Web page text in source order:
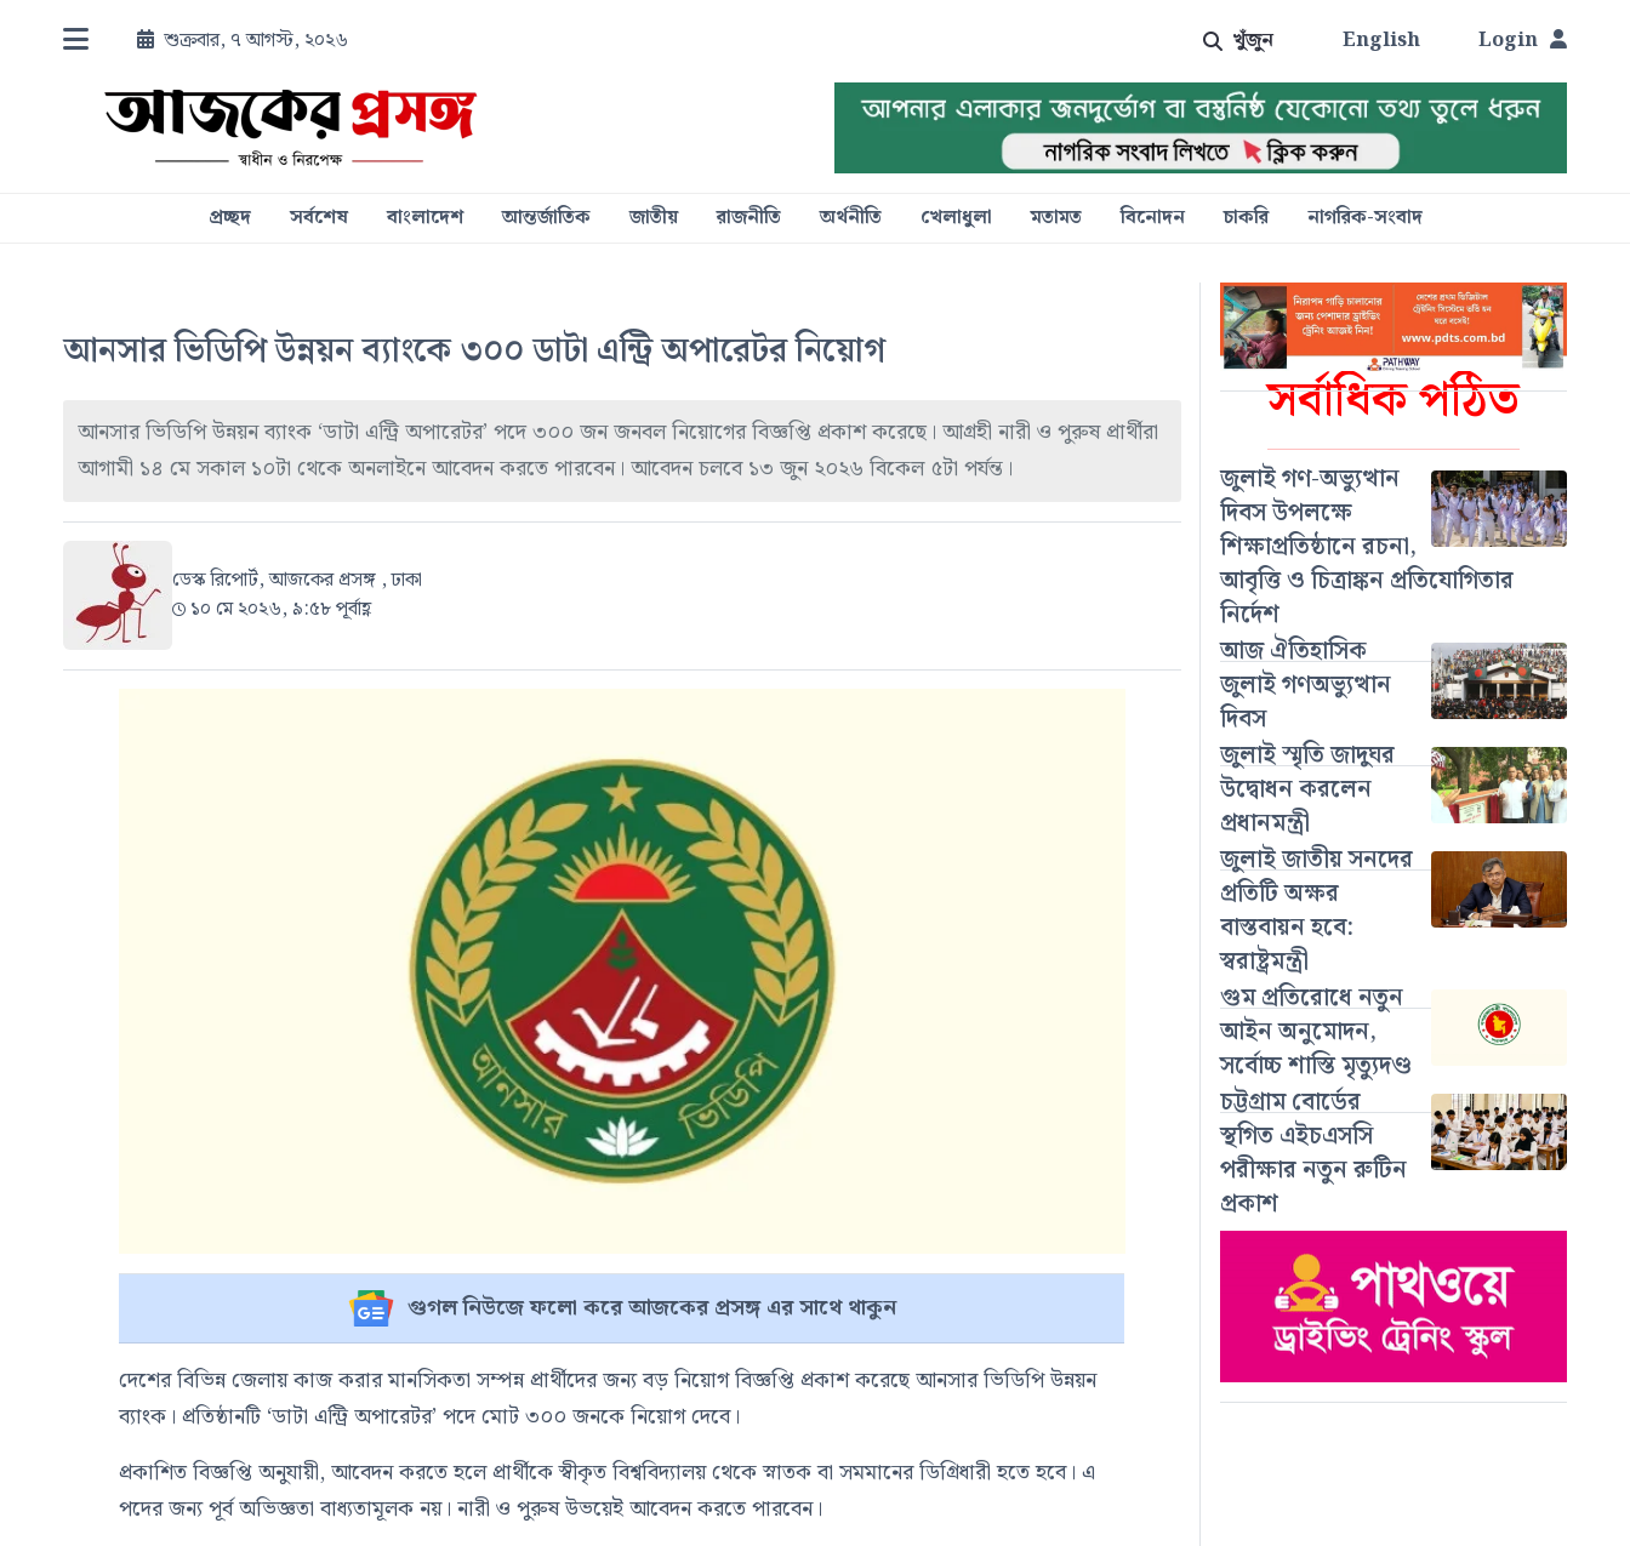
শুক্রবার, ৭ আগস্ট, ২০২৬ খুঁজুন English Login
প্রচ্ছদ সর্বশেষ বাংলাদেশ আন্তর্জাতিক জাতীয় রাজনীতি অর্থনীতি খেলাধুলা মতামত বিনোদন চাকরি নাগরিক-সংবাদ
সর্বাধিক পঠিত
জুলাই গণ-অভ্যুত্থান
দিবস উপলক্ষে
শিক্ষাপ্রতিষ্ঠানে রচনা,
আবৃত্তি ও চিত্রাঙ্কন প্রতিযোগিতার
নির্দেশ
আজ ঐতিহাসিক
জুলাই গণঅভ্যুত্থান
দিবস
জুলাই স্মৃতি জাদুঘর
উদ্বোধন করলেন
প্রধানমন্ত্রী
জুলাই জাতীয় সনদের
প্রতিটি অক্ষর
বাস্তবায়ন হবে:
স্বরাষ্ট্রমন্ত্রী
গুম প্রতিরোধে নতুন
আইন অনুমোদন,
সর্বোচ্চ শাস্তি মৃত্যুদণ্ড
চট্টগ্রাম বোর্ডের
স্থগিত এইচএসসি
পরীক্ষার নতুন রুটিন
প্রকাশ
আনসার ভিডিপি উন্নয়ন ব্যাংকে ৩০০ ডাটা এন্ট্রি অপারেটর নিয়োগ
আনসার ভিডিপি উন্নয়ন ব্যাংক ‘ডাটা এন্ট্রি অপারেটর’ পদে ৩০০ জন জনবল নিয়োগের বিজ্ঞপ্তি প্রকাশ করেছে। আগ্রহী নারী ও পুরুষ প্রার্থীরা
আগামী ১৪ মে সকাল ১০টা থেকে অনলাইনে আবেদন করতে পারবেন। আবেদন চলবে ১৩ জুন ২০২৬ বিকেল ৫টা পর্যন্ত।
ডেস্ক রিপোর্ট, আজকের প্রসঙ্গ , ঢাকা
১০ মে ২০২৬, ৯:৫৮ পূর্বাহ্ণ
গুগল নিউজে ফলো করে আজকের প্রসঙ্গ এর সাথে থাকুন
দেশের বিভিন্ন জেলায় কাজ করার মানসিকতা সম্পন্ন প্রার্থীদের জন্য বড় নিয়োগ বিজ্ঞপ্তি প্রকাশ করেছে আনসার ভিডিপি উন্নয়ন
ব্যাংক। প্রতিষ্ঠানটি ‘ডাটা এন্ট্রি অপারেটর’ পদে মোট ৩০০ জনকে নিয়োগ দেবে।
প্রকাশিত বিজ্ঞপ্তি অনুযায়ী, আবেদন করতে হলে প্রার্থীকে স্বীকৃত বিশ্ববিদ্যালয় থেকে স্নাতক বা সমমানের ডিগ্রিধারী হতে হবে। এ
পদের জন্য পূর্ব অভিজ্ঞতা বাধ্যতামূলক নয়। নারী ও পুরুষ উভয়েই আবেদন করতে পারবেন।